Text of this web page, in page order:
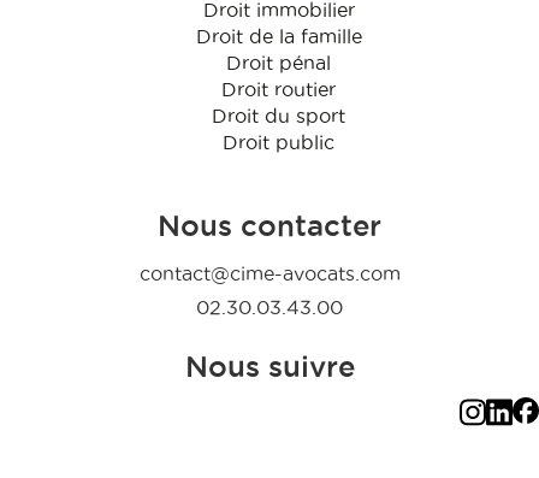
Droit immobilier
Droit de la famille
Droit pénal
Droit routier
Droit du sport
Droit public
Nous contacter
contact@cime-avocats.com
02.30.03.43.00
Nous suivre